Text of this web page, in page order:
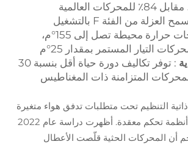
: تسمح العزلة من الفئة F بالتشغيل
المستمر عند درجات حرارة محيطة تصل إلى 155°م،
التيار المستمر بمقدار 25°م
: توفر تكاليف دورة حياة أقل بنسبة 30
بالمحركات المتزامنة ذات المغناطيس
التنظيم تحت متطلبات تدفق هواء متغيرة
تقلل الاعتماد على أنظمة تحكم معقدة. أظهرت دراسة عام 2022
أن المحركات الحثية قلّصت الأعطال